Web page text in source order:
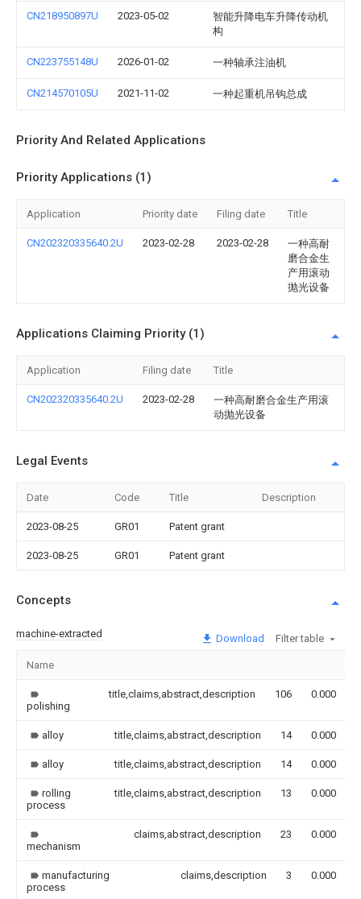
CN218950897U 2023-05-02
智能升降电车升降传动机
构
CN223755148U 2026-01-02 一种轴承注油机
CN214570105U 2021-11-02 一种起重机吊钩总成
Priority And Related Applications
Priority Applications (1)
Application Priority date Filing date Title
CN202320335640.2U 2023-02-28 2023-02-28
一种高耐
磨合金生
产用滚动
抛光设备
Applications Claiming Priority (1)
Application Filing date Title
CN202320335640.2U 2023-02-28
一种高耐磨合金生产用滚
动抛光设备
Legal Events
Date Code Title Description
2023-08-25 GR01 Patent grant
2023-08-25 GR01 Patent grant
Concepts
machine-extracted Download Filter table
Name
polishing
title,claims,abstract,description 106 0.000
alloy title,claims,abstract,description 14 0.000
alloy title,claims,abstract,description 14 0.000
rolling
process
title,claims,abstract,description 13 0.000
mechanism
claims,abstract,description 23 0.000
manufacturing
process
claims,description 3 0.000